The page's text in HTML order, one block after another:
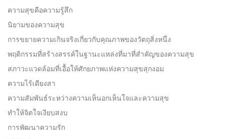
ความสุขคือความรู้สึก
นิยามของความสุข
การขยายความเกินจริงเกี่ยวกับคุณภาพของวัตถุสิ่งหนึ่ง
พฤติกรรมที่สร้างสรรค์ในฐานะแหล่งที่มาที่สำคัญของความสุข
สภาวะแวดล้อมที่เอื้อให้ศักยภาพแห่งความสุขสุกงอม
ความไร้เดียงสา
ความสัมพันธ์ระหว่างความเห็นอกเห็นใจและความสุข
ทำให้จิตใจเงียบสงบ
การพัฒนาความรัก